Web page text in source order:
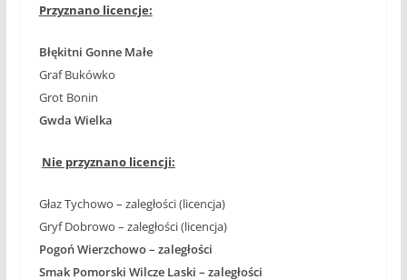
Przyznano licencje:
Błękitni Gonne Małe
Graf Bukówko
Grot Bonin
Gwda Wielka
Nie przyznano licencji:
Głaz Tychowo – zaległości (licencja)
Gryf Dobrowo – zaległości (licencja)
Pogoń Wierzchowo – zaległości
Smak Pomorski Wilcze Laski – zaległości